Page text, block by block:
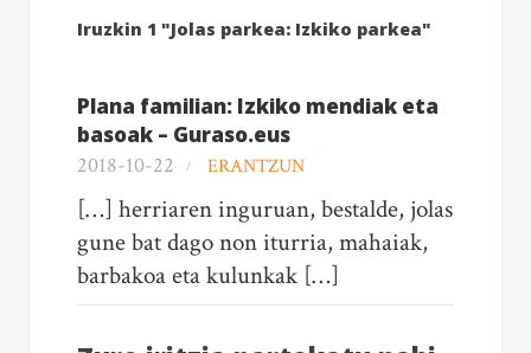
Iruzkin 1 "Jolas parkea: Izkiko parkea"
Plana familian: Izkiko mendiak eta
basoak – Guraso.eus
2018-10-22
ERANTZUN
[…] herriaren inguruan, bestalde, jolas
gune bat dago non iturria, mahaiak,
barbakoa eta kulunkak […]